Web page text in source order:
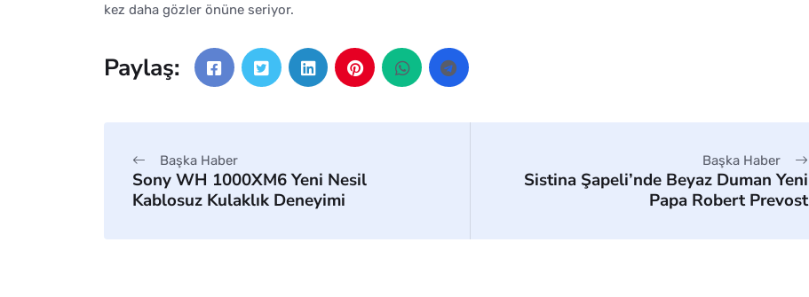
kez daha gözler önüne seriyor.
Paylaş:
Başka Haber
Sony WH 1000XM6 Yeni Nesil
Kablosuz Kulaklık Deneyimi
Başka Haber
Sistina Şapeli’nde Beyaz Duman Yeni
Papa Robert Prevost